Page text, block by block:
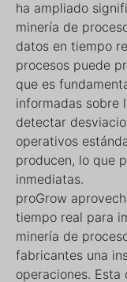
ha ampliado
minería de
datos en tiempo
procesos puede
que es
informadas sobre
detectar
operativos
producen, lo que
inmediatas.
proGrow
tiempo real para
minería de
fabricantes una
operaciones.